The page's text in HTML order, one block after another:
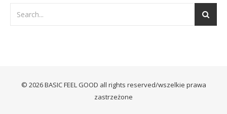
© 2026 BASIC FEEL GOOD all rights reserved/wszelkie prawa
zastrzeżone